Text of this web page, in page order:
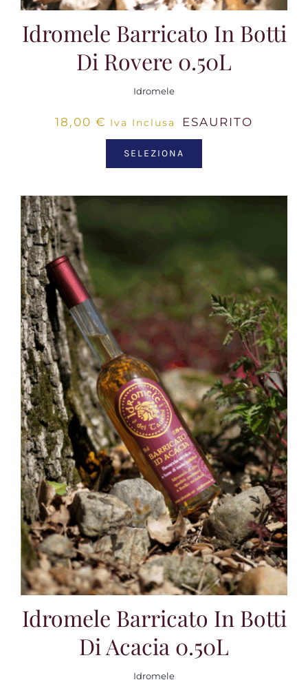
Idromele Barricato In Botti
Di Rovere 0.50L
Idromele
18,00 € Iva Inclusa ESAURITO
SELEZIONA
Idromele Barricato In Botti
Di Acacia 0.50L
Idromele